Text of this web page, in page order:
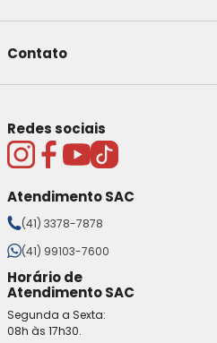
Contato
Redes sociais
Atendimento SAC
(41) 3378-7878
(41) 99103-7600
Horário de
Atendimento SAC
Segunda a Sexta:
08h às 17h30.